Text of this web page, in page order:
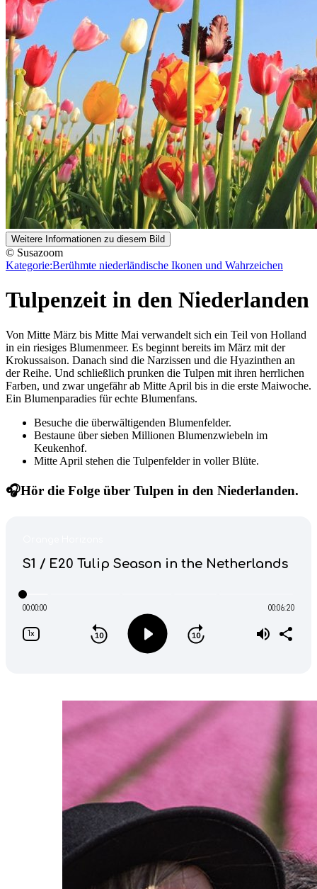
Weitere Informationen zu diesem Bild
© Susazoom
Kategorie:Berühmte niederländische Ikonen und Wahrzeichen
Tulpenzeit in den Niederlanden
Von Mitte März bis Mitte Mai verwandelt sich ein Teil von Holland
in ein riesiges Blumenmeer. Es beginnt bereits im März mit der
Krokussaison. Danach sind die Narzissen und die Hyazinthen an
der Reihe. Und schließlich prunken die Tulpen mit ihren herrlichen
Farben, und zwar ungefähr ab Mitte April bis in die erste Maiwoche.
Ein Blumenparadies für echte Blumenfans.
Besuche die überwältigenden Blumenfelder.
Bestaune über sieben Millionen Blumenzwiebeln im
Keukenhof.
Mitte April stehen die Tulpenfelder in voller Blüte.
🎧Hör die Folge über Tulpen in den Niederlanden.